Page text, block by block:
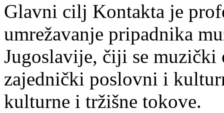
Glavni cilj Kontakta je
umrežavanje pripadnika
Jugoslavije, čiji se muzički
zajednički poslovni i
kulturne i tržišne tokove.